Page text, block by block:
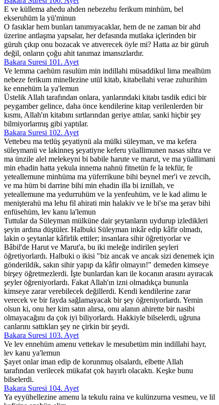
E ve küllema ahedu ahden nebezehu ferikum minhüm, bel
ekseruhüm la yü'minun
O fasıklar hem bunları tanımıyacaklar, hem de ne zaman bir ahd
üzerine antlaşma yapsalar, her defasında mutlaka içlerinden bir
güruh çıkıp onu bozacak ve atıverecek öyle mi? Hatta az bir güruh
değil, onların çoğu ahit tanımaz imansızlardır.
Bakara Suresi 101. Ayet
Ve lemma caehüm rasulüm min indillahi müsaddikul lima mealhüm
nebeze ferikum minellezine utül kitab, kitabellahi verae zuhurihim
ke ennehüm la ya'lemun
Üstelik Allah tarafından onlara, yanlarındaki kitabı tasdik edici bir
peygamber gelince, daha önce kendilerine kitap verilenlerden bir
kısmı, Allah'ın kitabını sırtlarından geriye attılar, sanki hiçbir şey
bilmiyorlarmış gibi yaptılar.
Bakara Suresi 102. Ayet
Vettebeu ma tetlüş şeyatiynü ala mülki süleyman, ve ma kefera
süleymanü ve lakinneş şeyatiyne keferu yüallimunen nasas sihra ve
ma ünzile alel melekeyni bi babile harute ve marut, ve ma yüallimani
min ehadin hatta yekula innema nahnü fitnetün fe la tekfür, fe
yeteallemune minhüma ma yüferrikune bihi beynel mer'i ve zevcih,
ve ma hüm bi darrine bihi min ehadin illa bi iznillah, ve
yeteallemune ma yedurruhüm ve la yenfeuhüm, ve le kad alimu le
menişterahü ma lehu fil ahirati min halakiv ve le bi'se ma şerav bihi
enfüsehüm, lev kanu la'lemun
Tuttular da Süleyman mülküne dair şeytanların uydurup izledikleri
şeyin ardına düştüler. Halbuki Süleyman inkâr edip kâfir olmadı,
lakin o şeytanlar kâfirlik ettiler; insanlara sihir öğretiyorlar ve
Bâbil'de Harut ve Marut'a, bu iki meleğe indirilen şeyleri
öğretiyorlardı. Halbuki o ikisi "biz ancak ve ancak sizi denemek için
gönderildik, sakın sihir yapıp da kâfir olmayın!" demeden kimseye
birşey öğretmezlerdi. İşte bunlardan karı ile kocanın arasını ayıracak
şeyler öğreniyorlardı. Fakat Allah'ın izni olmadıkça bununla
kimseye zarar verebilecek değillerdi. Kendi kendilerine zarar
verecek ve bir fayda sağlamayacak bir şey öğreniyorlardı. Yemin
olsun ki, onu her kim satın alırsa, onu alanın ahirette bir nasibi
olmayacağını da çok iyi biliyorlardı. Hakkiyle bilselerdi, uğruna
canlarını sattıkları şey ne çirkin bir şeydi.
Bakara Suresi 103. Ayet
Ve lev ennehüm amenu vettekav le mesubetüm min indillahi hayr,
lev kanu ya'lemun
Şayet onlar iman edip de korunmuş olsalardı, elbette Allah
tarafından verilecek mükafat çok hayırlı olacaktı. Keşke bunu
bilselerdi.
Bakara Suresi 104. Ayet
Ya eyyühellezine amenu la tekulu raina ve kulünzurna vesmeu, ve lil